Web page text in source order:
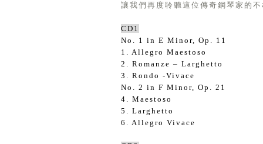
讓我們再度聆聽這位傳奇鋼琴家的
CD1
No. 1 in E Minor, Op. 11
1. Allegro Maestoso
2. Romanze – Larghetto
3. Rondo -Vivace
No. 2 in F Minor, Op. 21
4. Maestoso
5. Larghetto
6. Allegro Vivace